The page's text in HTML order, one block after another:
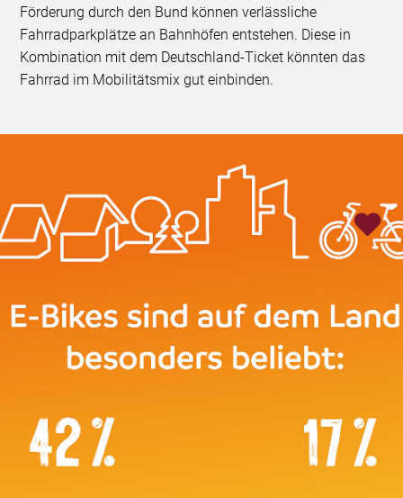
Förderung durch den Bund können verlässliche
Fahrradparkplätze an Bahnhöfen entstehen. Diese in
Kombination mit dem Deutschland-Ticket könnten das
Fahrrad im Mobilitätsmix gut einbinden.